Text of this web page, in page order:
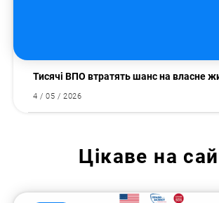
Тисячі ВПО втратять шанс на власне
4 / 05 / 2026
Цікаве на